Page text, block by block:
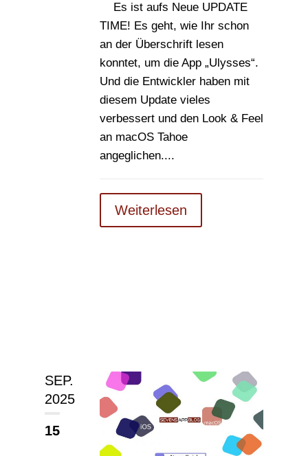
Es ist aufs Neue UPDATE
TIME! Es geht, wie Ihr schon
an der Überschrift lesen
konntet, um die App „Ulysses“.
Und die Entwickler haben mit
diesem Update vieles
verbessert und den Look & Feel
an macOS Tahoe
angeglichen....
Weiterlesen
SEP.
2025
15